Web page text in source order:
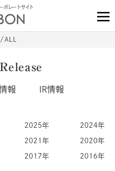
ポレートサイト
/ALL
報 IR情報
2025年 2024年
2021年 2020年
2017年 2016年